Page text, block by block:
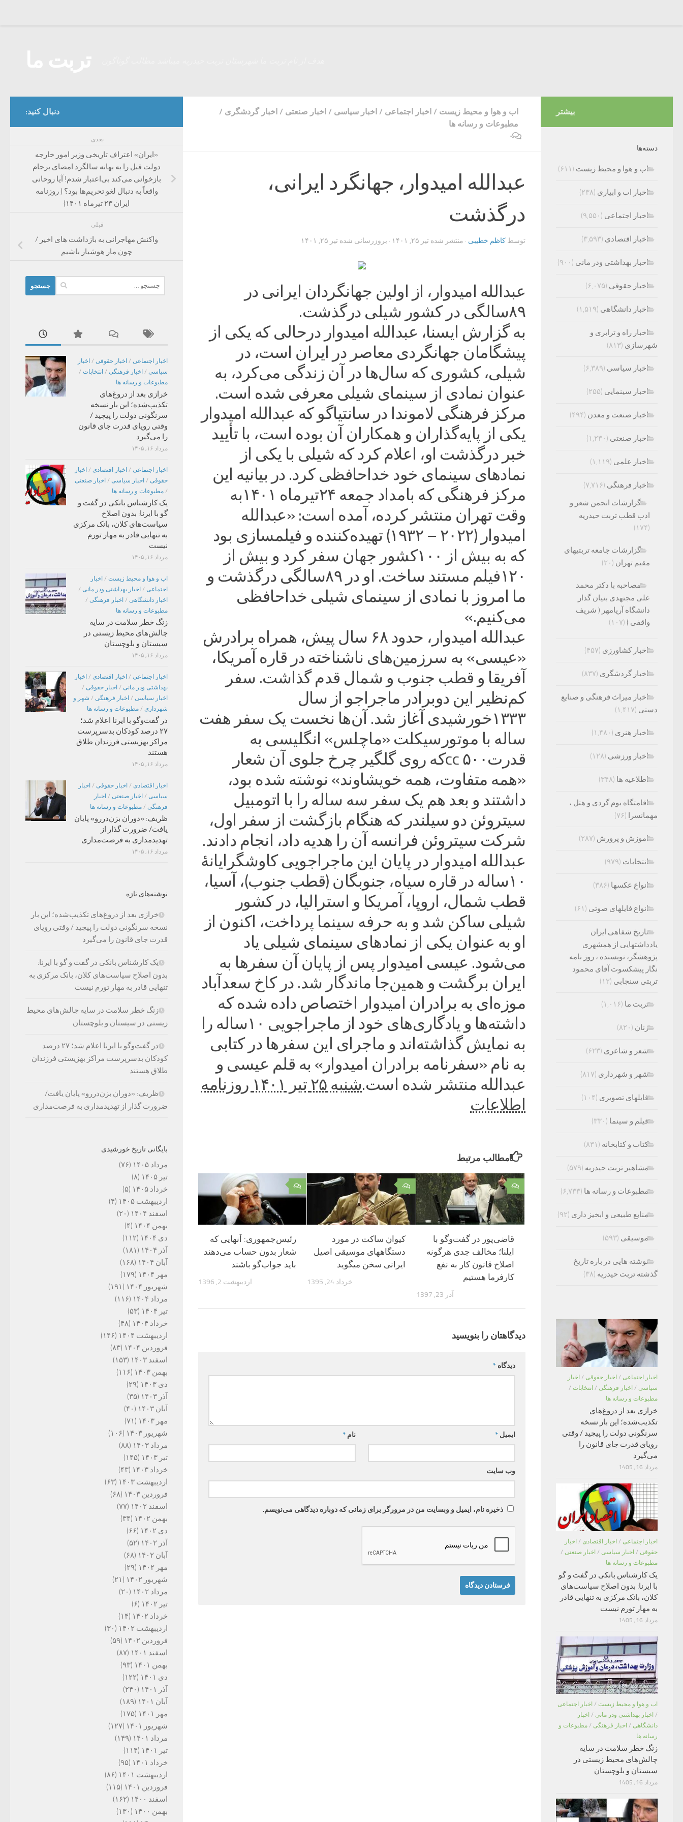
اب و هوا و محیط زیست / اخبار اجتماعی / اخبار سیاسی / اخبار صنعتی / اخبار گردشگری /
مطبوعات و رسانه ها
۰
عبدالله امیدوار، جهانگرد ایرانی،
درگذشت
توسط کاظم خطیبی · منتشر شده تیر ۲۵, ۱۴۰۱ · بروزرسانی شده تیر ۲۵, ۱۴۰۱
عبدالله امیدوار، از اولین جهانگردان ایرانی در
۸۹سالگی در کشور شیلی درگذشت.
به گزارش ایسنا، عبدالله امیدوار درحالی که یکی از
پیشگامان جهانگردی معاصر در ایران است، در
شیلی، کشوری که سال‌ها در آن زندگی می‌کرد، به
عنوان نمادی از سینمای شیلی معرفی شده است.
مرکز فرهنگی لاموندا در سانتیاگو که عبدالله امیدوار
یکی از پایه‌گذاران و همکاران آن بوده است، با تأیید
خبر درگذشت او، اعلام کرد که شیلی با یکی از
نمادهای سینمای خود خداحافظی کرد. در بیانیه این
مرکز فرهنگی که بامداد جمعه ۲۴تیرماه ۱۴۰۱به
وقت تهران منتشر کرده، آمده است: «عبدالله
امیدوار (۲۰۲۲ – ۱۹۳۲) تهیده‌کننده و فیلمسازی بود
که به بیش از ۱۰۰کشور جهان سفر کرد و بیش از
۱۲۰فیلم مستند ساخت. او در ۸۹سالگی درگذشت و
ما امروز با نمادی از سینمای شیلی خداحافظی
می‌کنیم.»
عبدالله امیدوار، حدود ۶۸ سال پیش، همراه برادرش
«عیسی» به سرزمین‌های ناشناخته در قاره آمریکا،
آفریقا و قطب جنوب و شمال قدم گذاشت. سفر
کم‌نظیر این دوبرادر ماجراجو از سال
۱۳۳۳خورشیدی آغاز شد. آن‌ها نخست یک سفر هفت
ساله با موتورسیکلت «ماچلس» انگلیسی به
قدرتcc ۵۰۰که روی گلگیر چرخ جلوی آن شعار
«همه متفاوت، همه خویشاوند» نوشته شده بود،
داشتند و بعد هم یک سفر سه ساله را با اتومبیل
سیتروئن دو سیلندر که هنگام بازگشت از سفر اول،
شرکت سیتروئن فرانسه آن را هدیه داد، انجام دادند.
عبدالله امیدوار در پایان این ماجراجویی کاوشگرایانۀ
۱۰ساله در قاره‌ سیاه، جنوبگان (قطب جنوب)، آسیا،
قطب شمال، اروپا، آمریکا و استرالیا، در کشور
شیلی ساکن شد و به حرفه سینما پرداخت، اکنون از
او به عنوان یکی از نمادهای سینمای شیلی یاد
می‌شود. عیسی امیدوار پس از پایان آن سفرها به
ایران برگشت و همین‌جا ماندگار شد. در کاخ سعدآباد
موزه‌ای به برادران امیدوار اختصاص داده شده که
داشته‌ها و یادگاری‌های خود از ماجراجویی ۱۰ساله را
به نمایش گذاشته‌اند و ماجرای این سفرها در کتابی
به نام «سفرنامه برادران امیدوار» به قلم عیسی و
عبدالله منتشر شده است.
شنبه ۲۵ تیر ۱۴۰۱ روزنامه
اطلاعات
مطالب مرتبط
۰
رئیس‌جمهوری: آنهایی که
شعار بدون حساب می‌دهند
باید جواب‌گو باشند
اردیبهشت 2, 1396
۰
کیوان ساکت در مورد
دستگاههای موسیقی اصیل
ایرانی سخن میگوید
خرداد 24, 1395
۰
قاضی‌پور در گفت‌و‌گو با
ایلنا؛ مخالف جدی هرگونه
اصلاح قانون کار به نفع
کارفرما هستیم
آذر 23, 1397
دیدگاهتان را بنویسید
دیدگاه *
نام* ایمیل *
وب‌ سایت
ذخیره نام، ایمیل و وبسایت من در مرورگر برای زمانی که دوباره دیدگاهی می‌نویسم.
دنبال کنید:
بعدی
«ایران» اعتراف تاریخی وزیر امور خارجه
دولت قبل را به بهانه سالگرد امضای برجام
بازخوانی می‌کند بی‌اعتبار شدم! آیا روحانی
واقعاً به دنبال لغو تحریم‌ها بود؟ ( روزنامه
ایران ۲۳ تیرماه ۱۴۰۱)
قبلی
واکنش مهاجرانی به بازداشت های اخیر /
چون مار هوشیار باشیم
برای:
اخبار اجتماعی / اخبار حقوقی / اخبار
سیاسی / اخبار فرهنگی / انتخابات /
مطبوعات و رسانه ها
خرازی بعد از دروغ‌های
تکذیب‌شده؛ این بار نسخه
سرنگونی دولت را پیچید /
وقتی رویای قدرت جای قانون
را می‌گیرد
مرداد ۱۶, ۱۴۰۵
اخبار اجتماعی / اخبار اقتصادی / اخبار
حقوقی / اخبار سیاسی / اخبار صنعتی
/ مطبوعات و رسانه ها
یک کارشناس بانکی در گفت و
گو با ایرنا: بدون اصلاح
سیاست‌های کلان، بانک مرکزی
به تنهایی قادر به مهار تورم
نیست
مرداد ۱۶, ۱۴۰۵
اب و هوا و محیط زیست / اخبار
اجتماعی / اخبار بهداشتی ودر مانی /
اخبار دانشگاهی / اخبار فرهنگی /
مطبوعات و رسانه ها
زنگ خطر سلامت در سایه
چالش‌های محیط زیستی در
سیستان و بلوچستان
مرداد ۱۶, ۱۴۰۵
اخبار اجتماعی / اخبار اقتصادی / اخبار
بهداشتی ودر مانی / اخبار حقوقی /
اخبار سیاسی / اخبار فرهنگی / شهر و
شهرداری / مطبوعات و رسانه ها
در گفت‌وگو با ایرنا اعلام شد؛
۲۷ درصد کودکان بدسرپرست
مراکز بهزیستی فرزندان طلاق
هستند
مرداد ۱۶, ۱۴۰۵
اخبار اقتصادی / اخبار حقوقی / اخبار
سیاسی / اخبار صنعتی / اخبار
فرهنگی / مطبوعات و رسانه ها
ظریف: «دوران بزن‌دررو» پایان
یافت/ ضرورت گذار از
تهدیدمداری به فرصت‌مداری
مرداد ۱۶, ۱۴۰۵
نوشته‌های تازه
خرازی بعد از دروغ‌های تکذیب‌شده؛ این بار
نسخه سرنگونی دولت را پیچید / وقتی رویای
قدرت جای قانون را می‌گیرد
یک کارشناس بانکی در گفت و گو با ایرنا:
بدون اصلاح سیاست‌های کلان، بانک مرکزی به
تنهایی قادر به مهار تورم نیست
زنگ خطر سلامت در سایه چالش‌های محیط
زیستی در سیستان و بلوچستان
در گفت‌وگو با ایرنا اعلام شد؛ ۲۷ درصد
کودکان بدسرپرست مراکز بهزیستی فرزندان
طلاق هستند
ظریف: «دوران بزن‌دررو» پایان یافت/
ضرورت گذار از تهدیدمداری به فرصت‌مداری
بایگانی تاریخ خورشیدی
مرداد ۱۴۰۵
(۷۶)
تیر ۱۴۰۵
(۸)
خرداد ۱۴۰۵
(۵)
اردیبهشت ۱۴۰۵
(۴)
اسفند ۱۴۰۴
(۲۰)
بهمن ۱۴۰۴
(۴)
دی ۱۴۰۴
(۱۱۲)
آذر ۱۴۰۴
(۱۸۱)
آبان ۱۴۰۴
(۱۶۸)
مهر ۱۴۰۴
(۱۷۹)
شهریور ۱۴۰۴
(۱۹۱)
مرداد ۱۴۰۴
(۱۱۶)
تیر ۱۴۰۴
(۵۳)
خرداد ۱۴۰۴
(۴۸)
اردیبهشت ۱۴۰۴
(۱۴۶)
فروردین ۱۴۰۴
(۸۳)
اسفند ۱۴۰۳
(۱۵۳)
بهمن ۱۴۰۳
(۱۱۶)
دی ۱۴۰۳
(۲۹)
آذر ۱۴۰۳
(۳۵)
آبان ۱۴۰۳
(۴۰)
مهر ۱۴۰۳
(۷۱)
شهریور ۱۴۰۳
(۱۰۶)
مرداد ۱۴۰۳
(۸۸)
تیر ۱۴۰۳
(۱۴۵)
خرداد ۱۴۰۳
(۴۳)
اردیبهشت ۱۴۰۳
(۶۳)
فروردین ۱۴۰۳
(۶۸)
اسفند ۱۴۰۲
(۷۷)
بهمن ۱۴۰۲
(۳۴)
دی ۱۴۰۲
(۶۶)
آذر ۱۴۰۲
(۵۲)
آبان ۱۴۰۲
(۶۸)
مهر ۱۴۰۲
(۲۹)
شهریور ۱۴۰۲
(۲۱)
مرداد ۱۴۰۲
(۲۰)
تیر ۱۴۰۲
(۶)
خرداد ۱۴۰۲
(۱۴)
اردیبهشت ۱۴۰۲
(۳۰)
فروردین ۱۴۰۲
(۵۹)
اسفند ۱۴۰۱
(۸۷)
بهمن ۱۴۰۱
(۹۳)
دی ۱۴۰۱
(۱۲۲)
آذر ۱۴۰۱
(۲۴۰)
آبان ۱۴۰۱
(۱۸۹)
مهر ۱۴۰۱
(۱۷۵)
شهریور ۱۴۰۱
(۱۲۷)
مرداد ۱۴۰۱
(۱۴۹)
تیر ۱۴۰۱
(۱۱۴)
خرداد ۱۴۰۱
(۹۵)
اردیبهشت ۱۴۰۱
(۸۶)
فروردین ۱۴۰۱
(۱۱۵)
اسفند ۱۴۰۰
(۱۶۲)
بهمن ۱۴۰۰
(۱۳۰)
بیشتر
دسته‌ها
اب و هوا و محیط زیست (۶۱۱)
اخبار اب و ابیاری (۲۳۸)
اخبار اجتماعی (۹,۵۵۰)
اخبار اقتصادی (۳,۵۹۳)
اخبار بهداشتی ودر مانی (۹۰۰)
اخبار حقوقی (۶,۰۷۵)
اخبار دانشگاهی (۱,۵۱۹)
اخبار راه و ترابری و
شهرسازی (۸۱۳)
اخبار سیاسی (۶,۳۸۹)
اخبار سینمایی (۲۵۵)
اخبار صنعت و معدن (۴۹۴)
اخبار صنعتی (۱,۲۳۰)
اخبار علمی (۱,۱۱۹)
اخبار فرهنگی (۷,۷۱۶)
گزارشات انجمن شعر و
ادب قطب تربت حیدریه
(۱۷۴)
گزارشات جامعه تربتیهای
مقیم تهران (۲۰)
مصاحبه با دکتر محمد
علی مجتهدی بنیان گذار
دانشگاه آریامهر ( شریف
واقفی ) (۱۰۷)
اخبار کشاورزی (۴۵۷)
اخبار گردشگری (۸۳۷)
اخبار میراث فرهنگی و صنایع
دستی (۱,۴۱۷)
اخبار هنری (۱,۴۸۰)
اخبار ورزشی (۱۲۸)
اطلاعیه ها (۳۴۸)
اقامتگاه بوم گردی و هتل ،
مهمانسرا (۷۶)
اموزش و پرورش (۲۸۷)
انتخابات (۹۷۹)
انواع عکسها (۳۸۶)
انواع فایلهای صوتی (۶۱)
تاریخ شفاهی ایران
یادداشتهایی از همشهری
پژوهشگر، نویسنده ، روز نامه
نگار پیشکسوت آقای محمود
تربتی سنجابی (۱۲)
تربت ما (۱,۰۱۶)
زنان (۸۲۰)
شعر و شاعری (۶۲۳)
شهر و شهرداری (۸۱۷)
فایلهای تصویری (۱۰۴)
فیلم و سینما (۳۳۰)
کتاب و کتابخانه (۸۳۱)
مشاهیر تربت حیدریه (۵۷۹)
مطبوعات و رسانه ها (۶,۷۳۳)
منابع طبیعی و ابخیز داری (۹۲)
موسیقی (۵۹۳)
نوشته هایی در باره تاریخ
گذشته تربت حیدریه (۳۸)
اخبار اجتماعی / اخبار حقوقی / اخبار
سیاسی / اخبار فرهنگی / انتخابات /
مطبوعات و رسانه ها
خرازی بعد از دروغ‌های
تکذیب‌شده؛ این بار نسخه
سرنگونی دولت را پیچید / وقتی
رویای قدرت جای قانون را
می‌گیرد
مرداد 16, 1405
اخبار اجتماعی / اخبار اقتصادی / اخبار
حقوقی / اخبار سیاسی / اخبار صنعتی /
مطبوعات و رسانه ها
یک کارشناس بانکی در گفت و گو
با ایرنا: بدون اصلاح سیاست‌های
کلان، بانک مرکزی به تنهایی قادر
به مهار تورم نیست
مرداد 16, 1405
اب و هوا و محیط زیست / اخبار اجتماعی
/ اخبار بهداشتی ودر مانی / اخبار
دانشگاهی / اخبار فرهنگی / مطبوعات و
رسانه ها
زنگ خطر سلامت در سایه
چالش‌های محیط زیستی در
سیستان و بلوچستان
مرداد 16, 1405